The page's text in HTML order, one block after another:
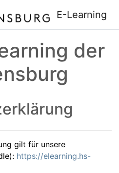
E-Learning
der
gilt für unsere
https://elearning.hs-